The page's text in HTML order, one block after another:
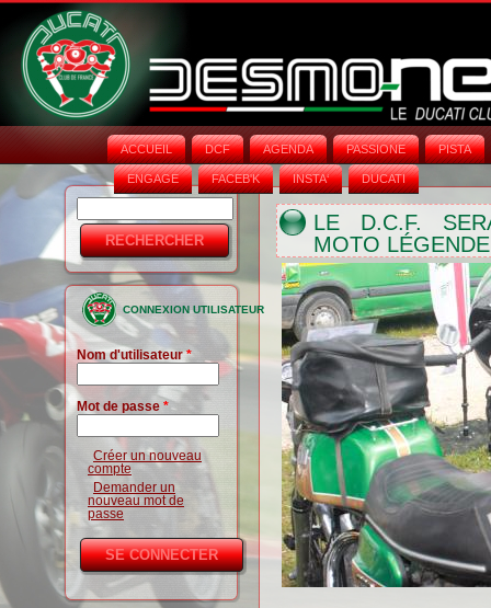
ACCUEIL DCF AGENDA PASSIONE PISTA
ENGAGE FACEB'K INSTA‘ DUCATI
Formulaire
de
recherche
CONNEXION UTILISATEUR
Nom d'utilisateur*
Mot de passe *
Créer un nouveau
compte
Demander un
nouveau mot de
passe
LE D.C.F.
MOTO